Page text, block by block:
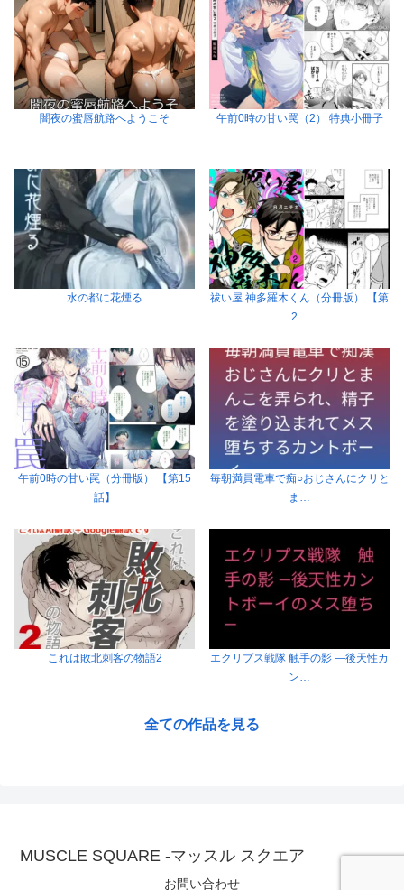
闇夜の蜜唇航路へようこそ 午前0時の甘い罠（2） 特典小冊子
水の都に花煙る
祓い屋 神多羅木くん（分冊版） 【第
2…
午前0時の甘い罠（分冊版） 【第15
話】
毎朝満員電車で痴○おじさんにクリと
ま…
これは敗北刺客の物語2
エクリプス戦隊 触手の影 ―後天性カ
ン…
全ての作品を見る
MUSCLE SQUARE -マッスル スクエア
お問い合わせ